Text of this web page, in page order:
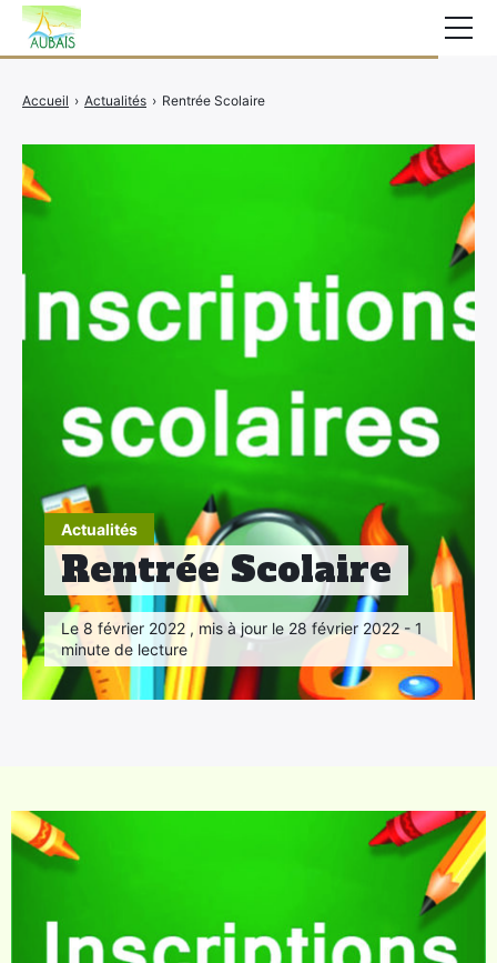
Actualités
Rentrée Scolaire
Le 8 février 2022 , mis à jour le 28 février 2022 - 1
minute de lecture
Accueil › Actualités › Rentrée Scolaire
Actualités
Services
Etat Civil
Autres Démarches
×